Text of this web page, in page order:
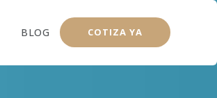
BLOG COTIZA YA